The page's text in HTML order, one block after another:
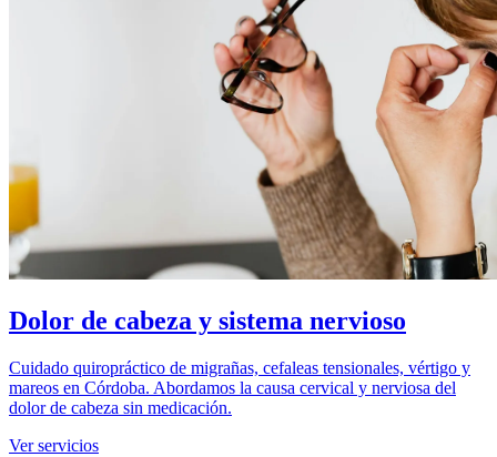
Dolor de cabeza y sistema nervioso
Cuidado quiropráctico de migrañas, cefaleas tensionales, vértigo y
mareos en Córdoba. Abordamos la causa cervical y nerviosa del
dolor de cabeza sin medicación.
Ver servicios